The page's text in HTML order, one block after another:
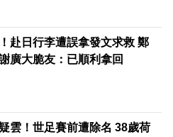
赴日行李遭誤拿發文求救 鄭
廣大脆友：已順利拿回
雲！世足賽前遭除名 38歲荷